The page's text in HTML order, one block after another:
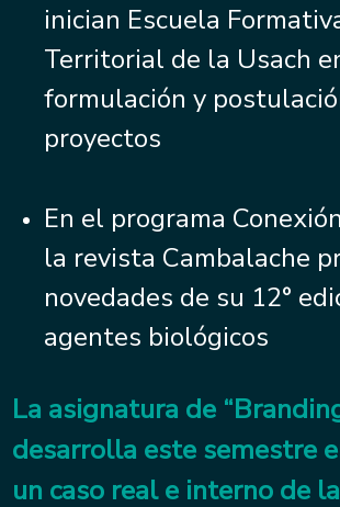
inician Escuela
Territorial de la Usach
formulación y
proyectos
En el programa
la revista Cambalache
novedades de su 12°
agentes biológicos
La asignatura de
desarrolla este semestre
un caso real e interno de la